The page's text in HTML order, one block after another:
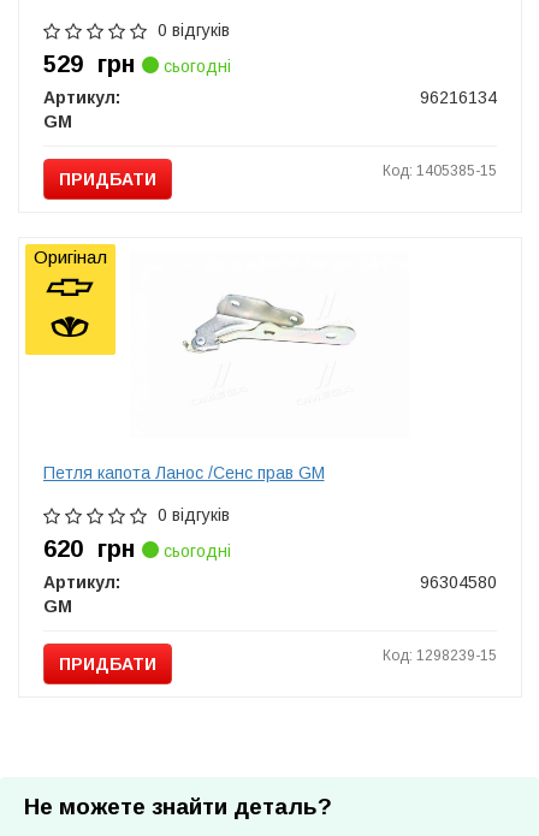
0 відгуків
529 грн
сьогодні
Артикул:
96216134
GM
ПРИДБАТИ Код: 1405385-15
Петля капота Ланос /Сенс прав GM
0 відгуків
620 грн
сьогодні
Артикул:
96304580
GM
ПРИДБАТИ Код: 1298239-15
Оригінал
Не можете знайти деталь?